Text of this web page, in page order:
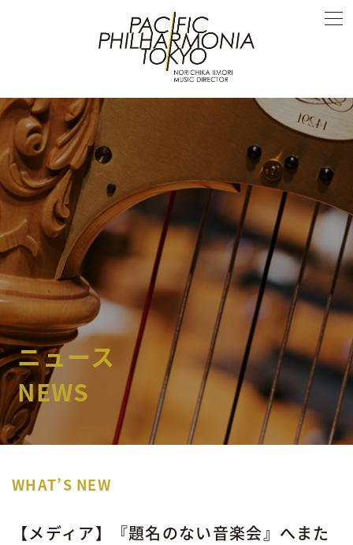
ニュース
NEWS
WHAT’S NEW
【メディア】『題名のない音楽会』へまた